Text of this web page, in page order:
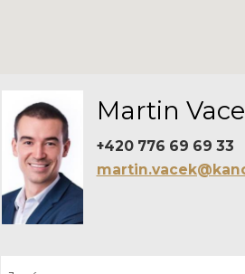
Martin
+420 776 69 69 33